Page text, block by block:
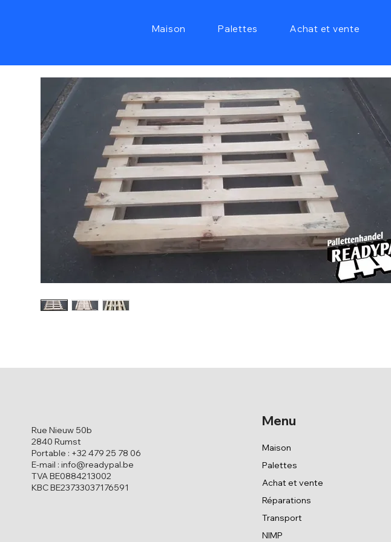
Maison Palettes Achat et vente
Rue Nieuw 50b
2840 Rumst
Portable : +32 479 25 78 06
E-mail : info@readypal.be
TVA BE0884213002
KBC BE23733037176591
Maison
Palettes
Achat et vente
Réparations
Transport
NIMP
Menu